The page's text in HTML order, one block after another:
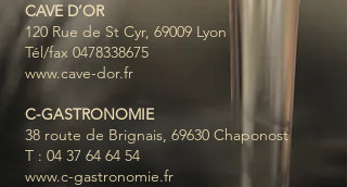
CAVE D’OR
120 Rue de St Cyr, 69009 Lyon
Tél/fax0478338675
www.cave-dor.fr
C-GASTRONOMIE
38 route de Brignais, 69630 Chaponost
T : 04 37 64 64 54
www.c-gastronomie.fr